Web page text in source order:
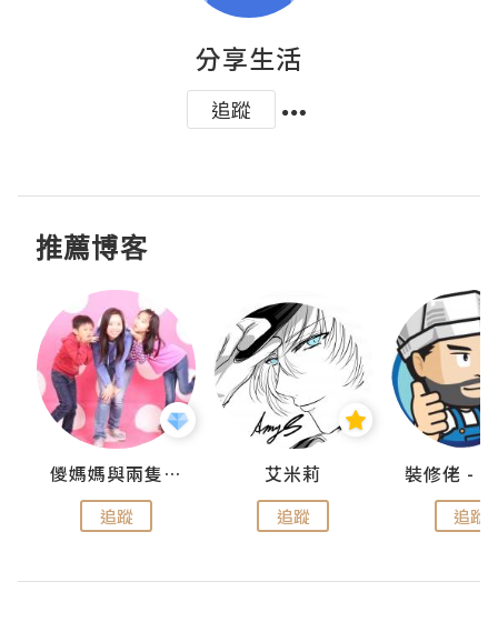
分享生活
追蹤
推薦博客
儍媽媽與兩隻小魔怪之家
追蹤
艾米莉
追蹤 追蹤